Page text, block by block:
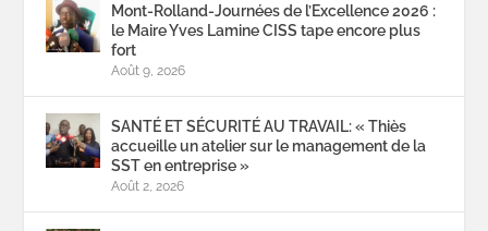
Mont-Rolland-Journées de l’Excellence 2026 :
le Maire Yves Lamine CISS tape encore plus
fort
Août 9, 2026
SANTÉ ET SÉCURITÉ AU TRAVAIL: « Thiès
accueille un atelier sur le management de la
SST en entreprise »
Août 2, 2026